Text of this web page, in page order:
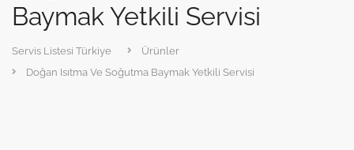
Baymak Yetkili Servisi
Servis Listesi Türkiye
Ürünler
Doğan Isıtma Ve Soğutma Baymak Yetkili Servisi